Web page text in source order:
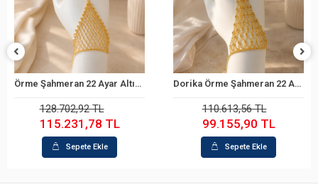
Sepete Ekle
Örme Şahmeran 22 Ayar Altın Bileklik
128.702,92 TL
115.231,78 TL
Sepete Ekle
Sepete Ekle
Dorika Örme Şahmeran 22 Ayar Altın Bileklik
110.613,56 TL
99.155,90 TL
Sepete Ekle